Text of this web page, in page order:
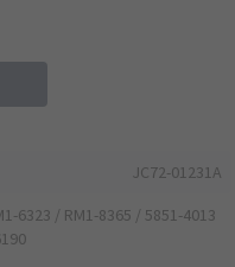
JC72-01231A
6323 / RM1-8365 / 5851-4013